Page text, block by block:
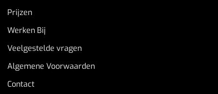
Prijzen
Werken Bij
Veelgestelde vragen
Algemene Voorwaarden
Contact